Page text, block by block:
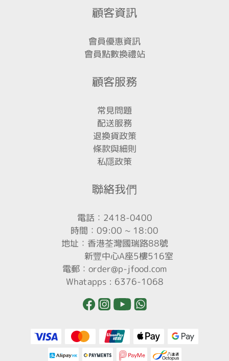
顧客資訊
會員優惠資訊
會員點數換禮站
顧客服務
常見問題
配送服務
退換貨政策
條款與細則
私隱政策
聯絡我們
電話：2418-0400
時間：09:00 ~ 18:00
地址：香港荃灣國瑞路88號
新豐中心A座5樓516室
電郵：order@p-jfood.com
Whatapps : 6376-1068